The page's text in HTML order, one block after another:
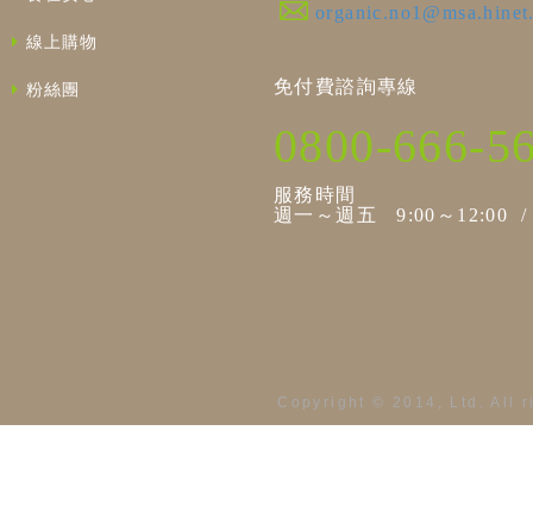
線上購物
粉絲團 免付費諮詢專線
0800-666-
服務時間
週一～週五 9:00～12:00 /
Copyright © 2014, Ltd.